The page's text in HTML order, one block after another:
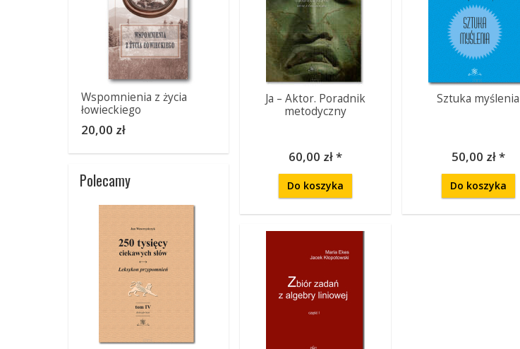
Ja – Aktor. Poradnik
metodyczny
60,00 zł *
Do koszyka
Sztuka myślenia
50,00 zł *
Do koszyka
Wspomnienia z życia
łowieckiego
20,00 zł
Polecamy